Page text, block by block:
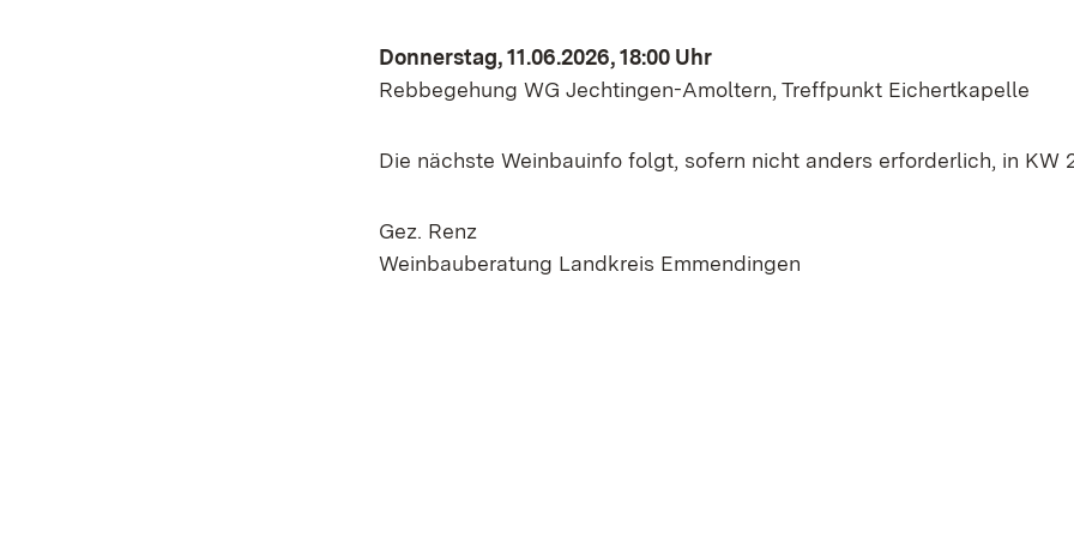
Donnerstag, 11.06.2026, 18:00 Uhr
Rebbegehung WG Jechtingen-Amoltern, Treffpunkt Eichertkapelle
Die nächste Weinbauinfo folgt, sofern nicht anders erforderlich, in KW
Gez. Renz
Weinbauberatung Landkreis Emmendingen